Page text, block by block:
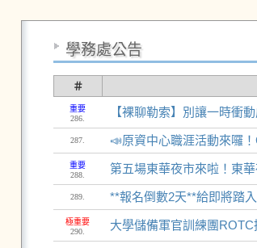
學務處公告
＃
重要
286.
【裸聊勒索】別讓一時衝
287. 📣原資中心職涯活動來囉
重要
288.
第五場東華夜市來啦！東
289. **報名倒數2天**給即將踏
極重要
290.
大學儲備軍官訓練團